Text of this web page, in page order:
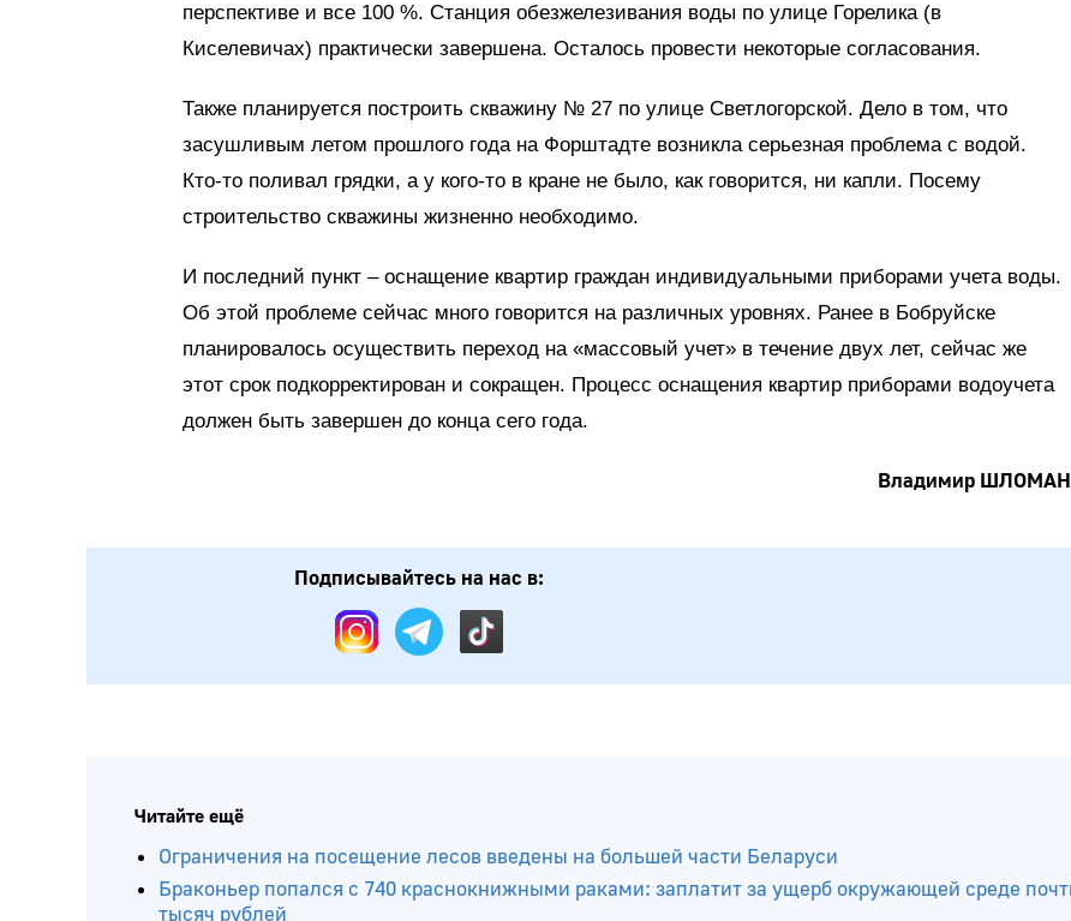
перспективе и все 100 %. Станция обезжелезивания воды по улице Горелика (в
Киселевичах) практически завершена. Осталось провести некоторые согласования.
Также планируется построить скважину № 27 по улице Светлогорской. Дело в том, что
засушливым летом прошлого года на Форштадте возникла серьезная проблема с водой.
Кто-то поливал грядки, а у кого-то в кране не было, как говорится, ни капли. Посему
строительство скважины жизненно необходимо.
И последний пункт – оснащение квартир граждан индивидуальными приборами учета воды.
Об этой проблеме сейчас много говорится на различных уровнях. Ранее в Бобруйске
планировалось осуществить переход на «массовый учет» в течение двух лет, сейчас же
этот срок подкорректирован и сокращен. Процесс оснащения квартир приборами водоучета
должен быть завершен до конца сего года.
Владимир ШЛОМАН
Подписывайтесь на нас в:
Читайте ещё